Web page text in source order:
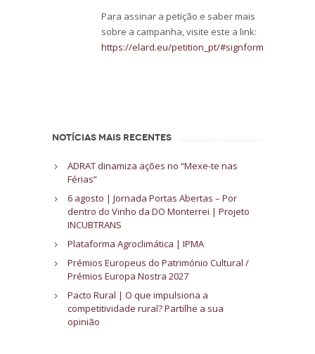
Para assinar a petição e saber mais
sobre a campanha, visite este a link:
https://elard.eu/petition_pt/#signform
NOTÍCIAS MAIS RECENTES
ADRAT dinamiza ações no “Mexe-te nas
Férias”
6 agosto | Jornada Portas Abertas – Por
dentro do Vinho da DO Monterrei | Projeto
INCUBTRANS
Plataforma Agroclimática | IPMA
Prémios Europeus do Património Cultural /
Prémios Europa Nostra 2027
Pacto Rural | O que impulsiona a
competitividade rural? Partilhe a sua
opinião